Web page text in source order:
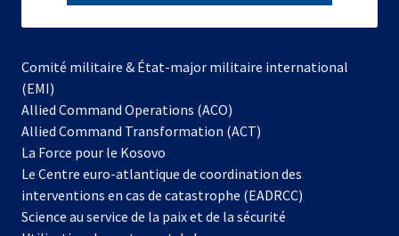
Comité militaire & État-major militaire international
(EMI)
Allied Command Operations (ACO)
dans
nouvel
onglet
Allied Command Transformation (ACT)
La Force pour le Kosovo
dans
un
nouvel
Le Centre euro-atlantique de coordination des
interventions en cas de catastrophe (EADRCC)
Science au service de la paix et de la sécurité